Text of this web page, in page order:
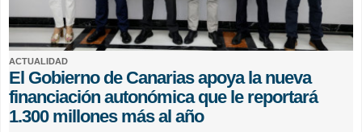
ACTUALIDAD
El Gobierno de Canarias apoya la nueva
financiación autonómica que le reportará
1.300 millones más al año